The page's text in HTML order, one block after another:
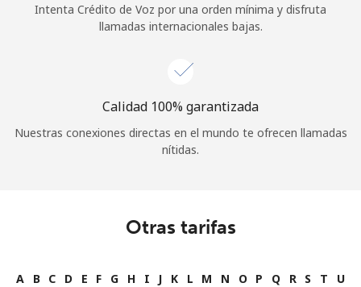
Intenta Crédito de Voz por una orden mínima y disfruta
llamadas internacionales bajas.
Calidad 100% garantizada
Nuestras conexiones directas en el mundo te ofrecen llamadas
nítidas.
Otras tarifas
A B C D E F G H I J K L M N O P Q R S T
U